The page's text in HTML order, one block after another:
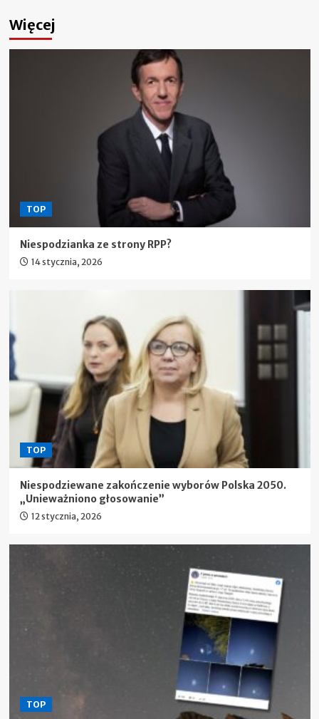
Więcej
TOP
Niespodzianka ze strony RPP?
14 stycznia, 2026
TOP
Niespodziewane zakończenie wyborów Polska 2050.
„Unieważniono głosowanie”
12 stycznia, 2026
TOP